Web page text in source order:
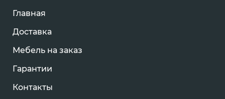
Главная
Доставка
Мебель на заказ
Гарантии
Контакты